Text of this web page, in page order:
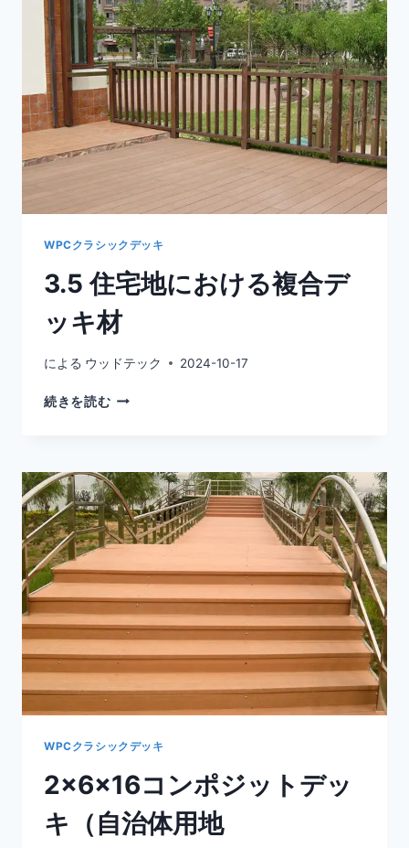
景
勝
地
に
複
合
デ
ッ
WPCクラシックデッキ
3.5 住宅地における複合デ
ッキ材
による ウッドテック 2024-10-17
続きを読む3.5
に
お
け
る
複
合
デ
キ
WPCクラシックデッキ
2x6x16コンポジットデッ
キ（自治体用地